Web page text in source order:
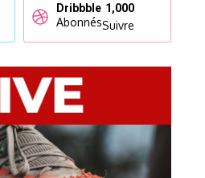
Dribbble 1,000
AbonnésSuivre